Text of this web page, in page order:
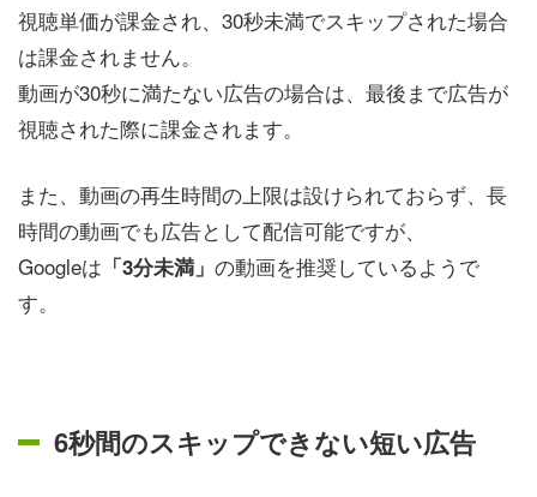
視聴単価が課金され、30秒未満でスキップされた場合
は課金されません。
動画が30秒に満たない広告の場合は、最後まで広告が
視聴された際に課金されます。
また、動画の再生時間の上限は設けられておらず、長
時間の動画でも広告として配信可能ですが、
Googleは 「3分未満」 の動画を推奨しているようで
す。
6秒間のスキップできない短い広告